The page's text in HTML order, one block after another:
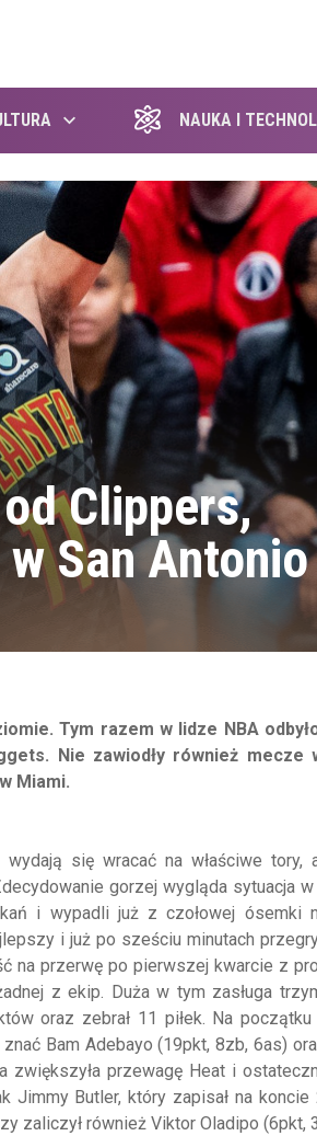
NAUKA I
Clippers,
San Antonio
Tym razem w lidze NBA
Nie zawiodły również mecze
Miami.
się wracać na właściwe tory,
gorzej wygląda sytuacja w
i wypadli już z czołowej ósemki
i już po sześciu minutach
przerwę po pierwszej kwarcie z
z ekip. Duża w tym zasługa
oraz zebrał 11 piłek. Na
Bam Adebayo (19pkt, 8zb, 6as)
zwiększyła przewagę Heat i
Jimmy Butler, który zapisał na
zaliczył również Viktor Oladipo (6pkt,